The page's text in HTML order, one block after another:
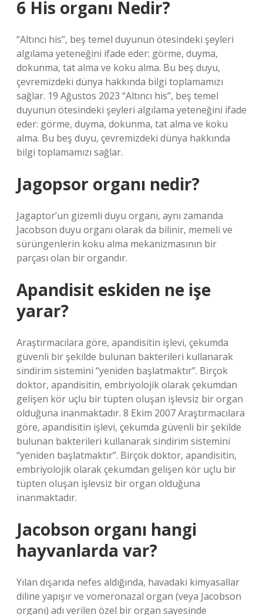
6 His organı Nedir?
“Altıncı his”, beş temel duyunun ötesindeki şeyleri
algılama yeteneğini ifade eder: görme, duyma,
dokunma, tat alma ve koku alma. Bu beş duyu,
çevremizdeki dünya hakkında bilgi toplamamızı
sağlar. 19 Ağustos 2023 “Altıncı his”, beş temel
duyunun ötesindeki şeyleri algılama yeteneğini ifade
eder: görme, duyma, dokunma, tat alma ve koku
alma. Bu beş duyu, çevremizdeki dünya hakkında
bilgi toplamamızı sağlar.
Jagopsor organı nedir?
Jagaptor’un gizemli duyu organı, aynı zamanda
Jacobson duyu organı olarak da bilinir, memeli ve
sürüngenlerin koku alma mekanizmasının bir
parçası olan bir organdır.
Apandisit eskiden ne işe
yarar?
Araştırmacılara göre, apandisitin işlevi, çekumda
güvenli bir şekilde bulunan bakterileri kullanarak
sindirim sistemini “yeniden başlatmaktır”. Birçok
doktor, apandisitin, embriyolojik olarak çekumdan
gelişen kör uçlu bir tüpten oluşan işlevsiz bir organ
olduğuna inanmaktadır. 8 Ekim 2007 Araştırmacılara
göre, apandisitin işlevi, çekumda güvenli bir şekilde
bulunan bakterileri kullanarak sindirim sistemini
“yeniden başlatmaktır”. Birçok doktor, apandisitin,
embriyolojik olarak çekumdan gelişen kör uçlu bir
tüpten oluşan işlevsiz bir organ olduğuna
inanmaktadır.
Jacobson organı hangi
hayvanlarda var?
Yılan dışarıda nefes aldığında, havadaki kimyasallar
diline yapışır ve vomeronazal organ (veya Jacobson
organı) adı verilen özel bir organ sayesinde